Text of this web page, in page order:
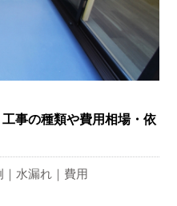
事の種類や費用相場・依
水漏れ 費用